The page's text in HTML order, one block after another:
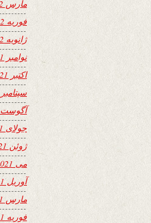
مارس 2022
فوریه 2022
ژانویه 2022
نوامبر 2021
اکتبر 2021
سپتامبر 2021
آگوست 2021
جولای 2021
ژوئن 2021
می 2021
آوریل 2021
مارس 2021
فوریه 2021